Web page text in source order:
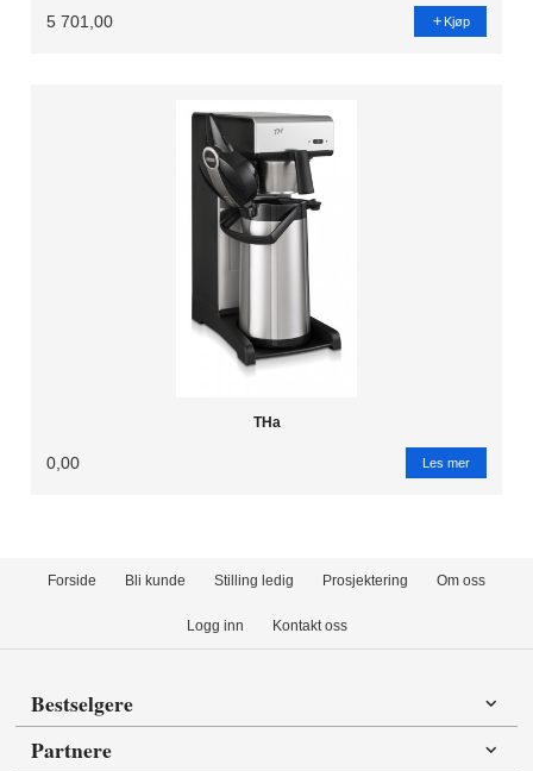
5 701,00 Kjøp
THa
0,00 Les mer
Forside Bli kunde Stilling ledig Prosjektering Om oss
Logg inn Kontakt oss
Bestselgere
Partnere